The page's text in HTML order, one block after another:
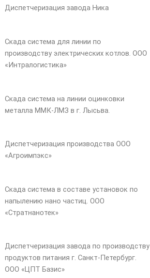
Диспетчеризация завода Ника
Скада система для линии по
производству электрических котлов. ООО
«Интралогистика»
Скада система на линии оцинковки
металла ММК-ЛМЗ в г. Лысьва.
Диспетчеризация производства ООО
«Агроимпэкс»
Скада система в составе установок по
напылению нано частиц. ООО
«Стратнанотек»
Диспетчеризация завода по производству
продуктов питания г. Санкт-Петербург.
ООО «ЦПТ Базис»